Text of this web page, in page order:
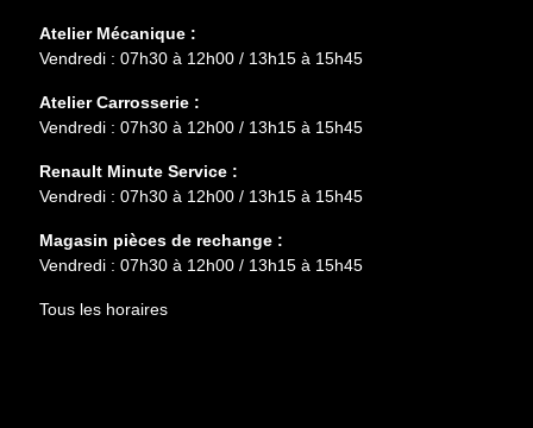
Atelier Mécanique :
Vendredi : 07h30 à 12h00 / 13h15 à 15h45
Atelier Carrosserie :
Vendredi : 07h30 à 12h00 / 13h15 à 15h45
Renault Minute Service :
Vendredi : 07h30 à 12h00 / 13h15 à 15h45
Magasin pièces de rechange :
Vendredi : 07h30 à 12h00 / 13h15 à 15h45
Tous les horaires